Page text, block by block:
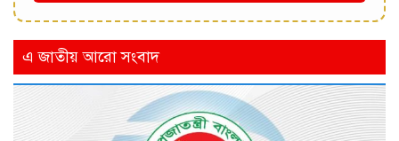
এ জাতীয় আরো সংবাদ